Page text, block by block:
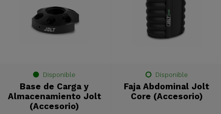
Disponible
Base de Carga y
Almacenamiento Jolt
(Accesorio)
Disponible
Faja Abdominal Jolt
Core (Accesorio)